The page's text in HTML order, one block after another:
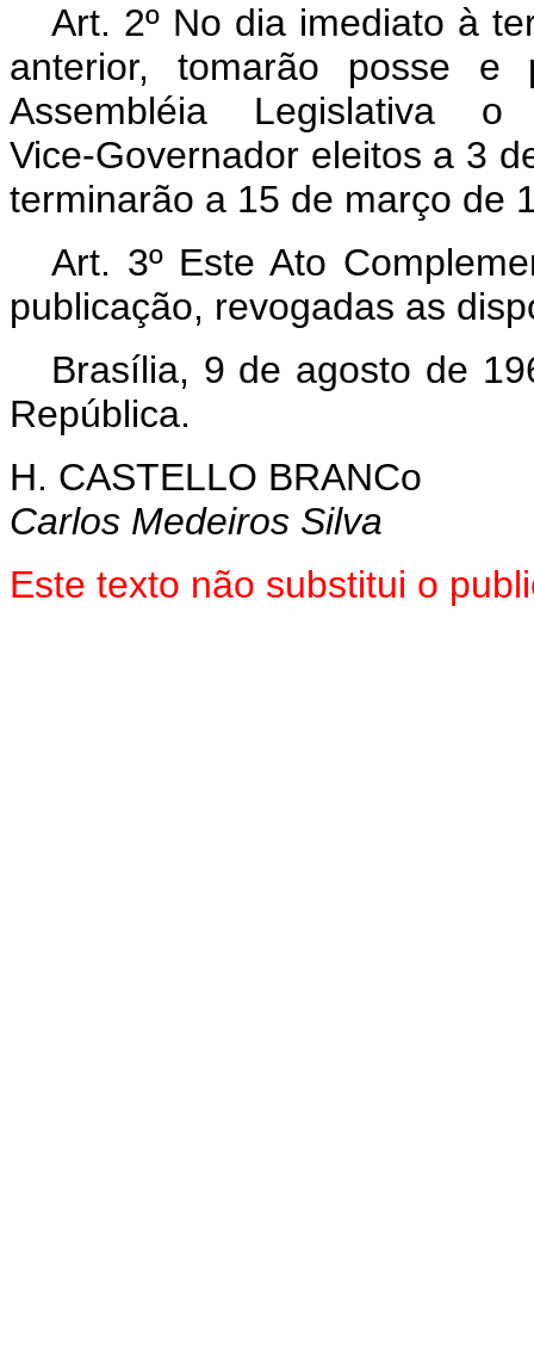
Art. 2º No dia imediato à
anterior, tomarão posse e
Assembléia Legislativa
Vice‑Governador eleitos a 3
terminarão a 15 de março de
Art. 3º Este Ato
publicação, revogadas as
Brasília, 9 de agosto de
República.
H. CASTELLO BRANCo
Carlos Medeiros Silva
Este texto não substitui o